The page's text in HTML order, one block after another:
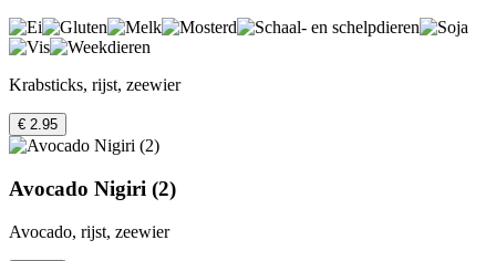
Krabsticks, rijst, zeewier
€ 2.95
Avocado Nigiri (2)
Avocado, rijst, zeewier